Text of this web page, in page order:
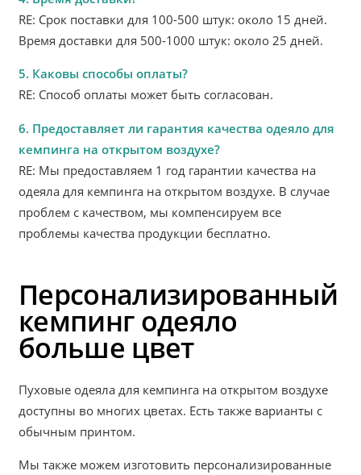
RE: Срок поставки для 100-500 штук: около 15 дней.
Время доставки для 500-1000 штук: около 25 дней.
5. Каковы способы оплаты?
RE: Способ оплаты может быть согласован.
6. Предоставляет ли гарантия качества одеяло для
кемпинга на открытом воздухе?
RE: Мы предоставляем 1 год гарантии качества на
одеяла для кемпинга на открытом воздухе. В случае
проблем с качеством, мы компенсируем все
проблемы качества продукции бесплатно.
Персонализированный
кемпинг одеяло
больше цвет
Пуховые одеяла для кемпинга на открытом воздухе
доступны во многих цветах. Есть также варианты с
обычным принтом.
Мы также можем изготовить персонализированные